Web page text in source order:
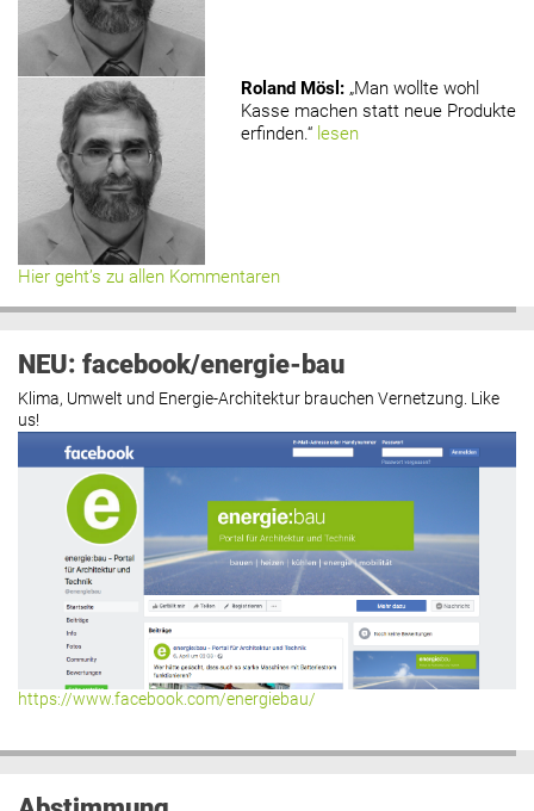
Roland Mösl : „Man wollte wohl
Kasse machen statt neue Produkte
erfinden.“ lesen
Hier geht’s zu allen Kommentaren
NEU: facebook/energie-bau
Klima, Umwelt und Energie-Architektur brauchen Vernetzung. Like
us!
https://www.facebook.com/energiebau/